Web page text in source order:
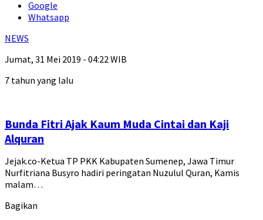
Google
Whatsapp
NEWS
Jumat, 31 Mei 2019 - 04:22 WIB
7 tahun yang lalu
Bunda Fitri Ajak Kaum Muda Cintai dan Kaji
Alquran
Jejak.co-Ketua TP PKK Kabupaten Sumenep, Jawa Timur
Nurfitriana Busyro hadiri peringatan Nuzulul Quran, Kamis
malam…
Bagikan